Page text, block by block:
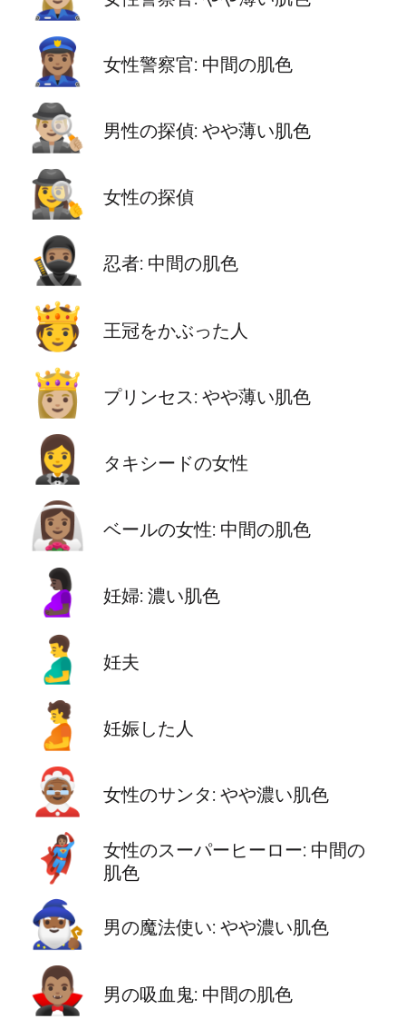
👮🏽‍♀️ 女性警察官: 中間の肌色
🕵🏼‍♂️ 男性の探偵: やや薄い肌色
🕵️‍♀️ 女性の探偵
🥷🏽 忍者: 中間の肌色
🫅 王冠をかぶった人
👸🏼 プリンセス: やや薄い肌色
🤵‍♀️ タキシードの女性
👰🏽‍♀️ ベールの女性: 中間の肌色
🤰🏿 妊婦: 濃い肌色
🫃 妊夫
🫄 妊娠した人
🤶🏾 女性のサンタ: やや濃い肌色
🦸🏽‍♀️
女性のスーパーヒーロー: 中間の
肌色
🧙🏾‍♂️ 男の魔法使い: やや濃い肌色
🧛🏽‍♂️ 男の吸血鬼: 中間の肌色